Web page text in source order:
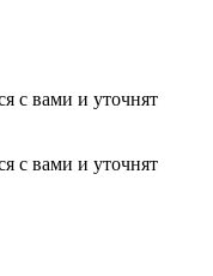
с вами и уточнят
с вами и уточнят